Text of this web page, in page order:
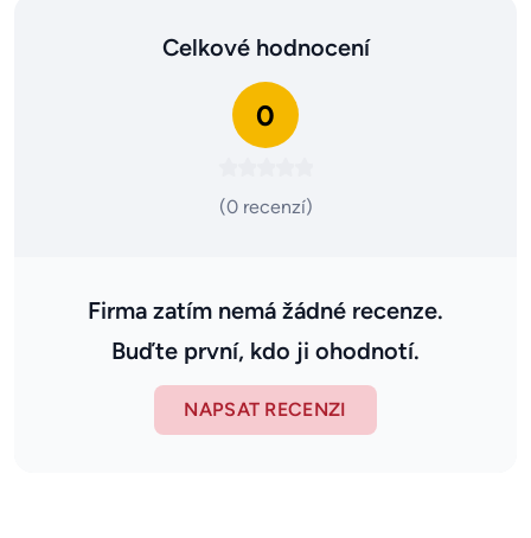
Celkové hodnocení
0
(0 recenzí)
Firma zatím nemá žádné recenze.
Buďte první, kdo ji ohodnotí.
NAPSAT RECENZI